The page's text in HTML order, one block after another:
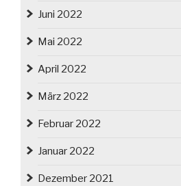
Juni 2022
Mai 2022
April 2022
März 2022
Februar 2022
Januar 2022
Dezember 2021